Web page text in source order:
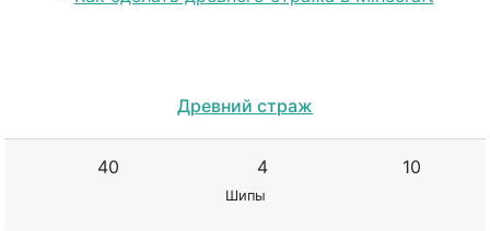
Древний страж
40 4 10
Шипы